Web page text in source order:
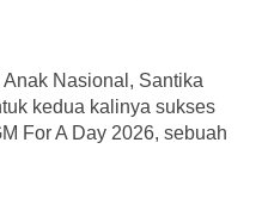
Nasional, Santika
kedua kalinya sukses
For A Day 2026, sebuah